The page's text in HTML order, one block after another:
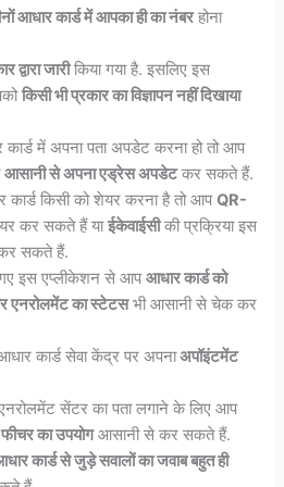
आधार कार्ड में आपका ही का नंबरहोना
द्वारा जारीकिया गया है. इसलिए इस
किसी भी प्रकार का विज्ञापन नहीं दिखाया
में अपना पता अपडेट करना हो तो आप
आसानी से अपना एड्रेस अपडेटकर सकते हैं.
कार्ड किसी को शेयर करना है तो आपQR-
कर सकते हैं याईकेवाईसीकी प्रक्रिया इस
कर सकते हैं.
गए इस एप्लीकेशन से आपआधार कार्ड को
एनरोलमेंट का स्टेटसभी आसानी से चेक कर
कार्ड सेवा केंद्र पर अपनाअपॉइंटमेंट
सेंटर का पता लगाने के लिए आप
का उपयोगआसानी से कर सकते हैं.
कार्ड से जुड़े सवालों का जवाब बहुत ही